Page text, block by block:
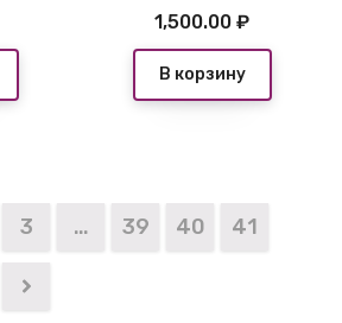
1,500.00₽
В корзину
3 … 39 40 41